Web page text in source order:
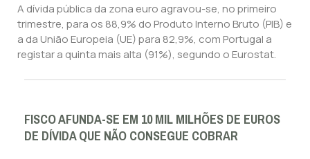
A dívida pública da zona euro agravou-se, no primeiro
trimestre, para os 88,9% do Produto Interno Bruto (PIB) e
a da União Europeia (UE) para 82,9%, com Portugal a
registar a quinta mais alta (91%), segundo o Eurostat.
FISCO AFUNDA-SE EM 10 MIL MILHÕES DE EUROS
DE DÍVIDA QUE NÃO CONSEGUE COBRAR